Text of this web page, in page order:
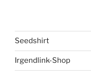
Seedshirt
Irgendlink-Shop